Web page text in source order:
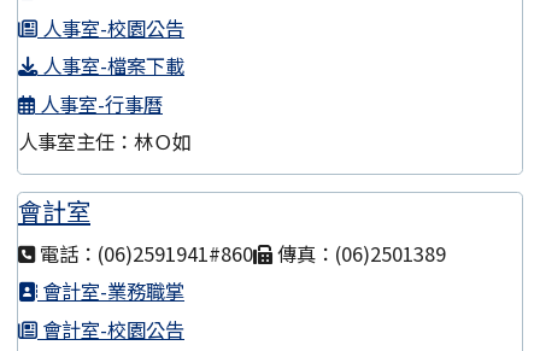
人事室-校園公告
人事室-檔案下載
人事室-行事曆
人事室主任：林Ｏ如
會計室
電話：(06)2591941#860
傳真：(06)2501389
會計室-業務職掌
會計室-校園公告